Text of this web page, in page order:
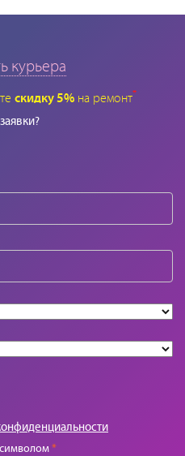
курьера
скидку 5% на ремонт*
*